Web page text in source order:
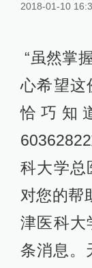
2018-01-10
“虽然掌
心希望这
恰巧知
科大学总
对您的帮
津医科大
条消息。